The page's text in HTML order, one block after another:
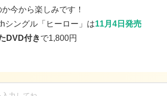
今から楽しみです！
シングル「ヒーロー」は11月4日発売
DVD付きで1,800円